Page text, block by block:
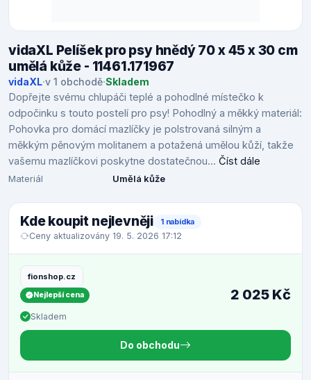
vidaXL Pelíšek pro psy hnědý 70 x 45 x 30 cm
umělá kůže - 11461.171967
vidaXL·v 1 obchodě·Skladem
Dopřejte svému chlupáči teplé a pohodlné místečko k
odpočinku s touto postelí pro psy! Pohodlný a měkký materiál:
Pohovka pro domácí mazlíčky je polstrovaná silným a
měkkým pěnovým molitanem a potažená umělou kůží, takže
vašemu mazlíčkovi poskytne dostatečnou... Číst dále
Materiál Umělá kůže
Kde koupit nejlevněji 1 nabídka
Ceny aktualizovány 19. 5. 2026 17:12
fionshop.cz
Nejlepší cena
Skladem
2 025 Kč
Do obchodu